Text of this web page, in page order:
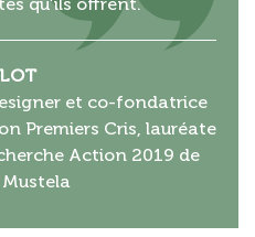
et co-fondatrice
Premiers Cris, lauréate
Action 2019 de